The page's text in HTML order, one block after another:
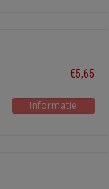
€5,65
Informatie